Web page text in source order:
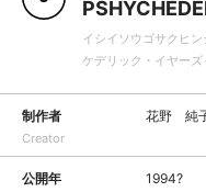
イシイソウゴサクヒ
ケデリック・イヤー
制作者
Creator
花野 純
公開年 1994?